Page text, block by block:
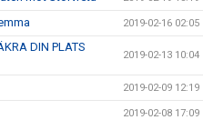
2019-02-16 02:05
DIN PLATS
2019-02-13 10:04
2019-02-09 12:19
2019-02-08 17:09